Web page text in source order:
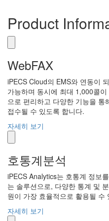
Product
WebFAX
iPECS Cloud의 EMS와 연동이
가능하며 동시에 최대 1,000콜
으로 편리하고 다양한 기능을
접수될 수 있도록 합니다.
자세히 보기
호통계분석
iPECS Analytics는 호통계 정보
는 솔루션으로, 다양한 통계 및
원이 가장 효율적으로 활용될 수
자세히 보기